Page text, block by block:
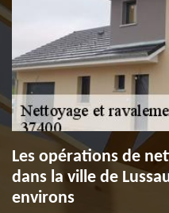
Les opérations de
dans la ville de
environs